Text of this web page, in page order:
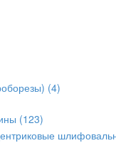
(4)
(123)